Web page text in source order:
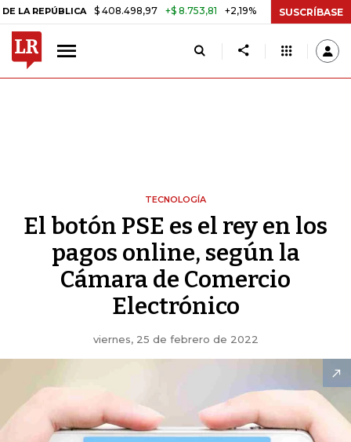
$ 408.498,97 +$ 8.753,81 +2,19% TASA DE USURA
SUSCRÍBASE
TECNOLOGÍA
El botón PSE es el rey en los
pagos online, según la
Cámara de Comercio
Electrónico
viernes, 25 de febrero de 2022